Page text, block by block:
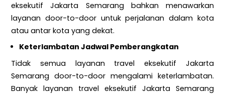
eksekutif Jakarta Semarang bahkan menawarkan
layanan door-to-door untuk perjalanan dalam kota
atau antar kota yang dekat.
Keterlambatan Jadwal Pemberangkatan
Tidak semua layanan travel eksekutif Jakarta
Semarang door-to-door mengalami keterlambatan.
Banyak layanan travel eksekutif Jakarta Semarang